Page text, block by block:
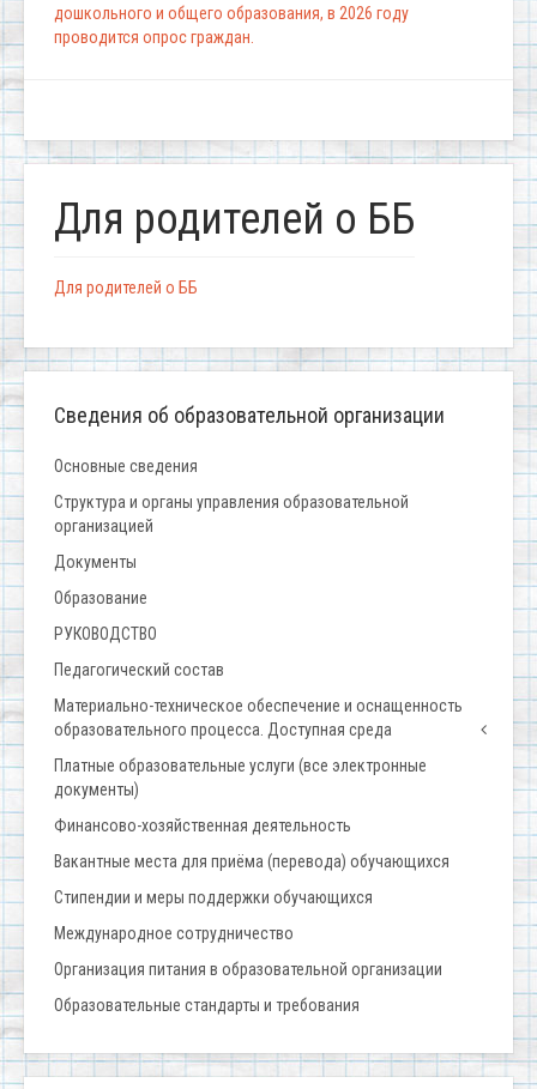
дошкольного и общего образования, в 2026 году
проводится опрос граждан.
Для родителей о ББ
Для родителей о ББ
Сведения об образовательной организации
Основные сведения
Структура и органы управления образовательной
организацией
Документы
Образование
РУКОВОДСТВО
Педагогический состав
Материально-техническое обеспечение и оснащенность
образовательного процесса. Доступная среда
Платные образовательные услуги (все электронные
документы)
Финансово-хозяйственная деятельность
Вакантные места для приёма (перевода) обучающихся
Стипендии и меры поддержки обучающихся
Международное сотрудничество
Организация питания в образовательной организации
Образовательные стандарты и требования